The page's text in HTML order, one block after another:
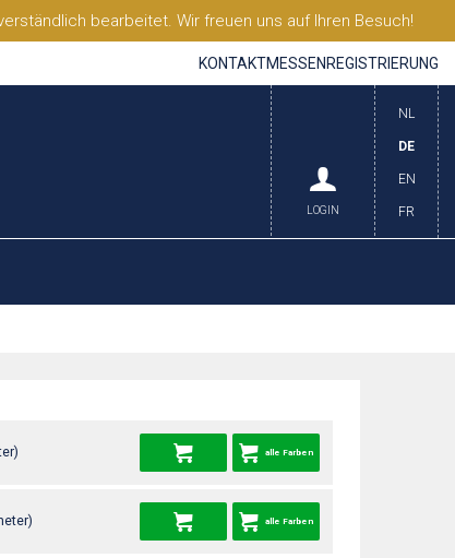
bearbeitet. Wir freuen uns auf Ihren Besuch!
KONTAKTMESSEN REGISTRIERUNG
NL
DE
EN
FR
LOGIN
alle Farben
alle Farben